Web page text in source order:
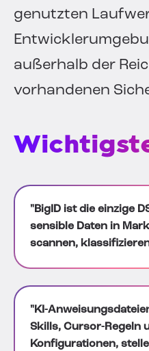
genutzten
außerhalb der
vorhandenen
"BigID ist die einzige
sensible Daten in
scannen,
"KI-
Skills, Cursor-Regeln
Konfigurationen,